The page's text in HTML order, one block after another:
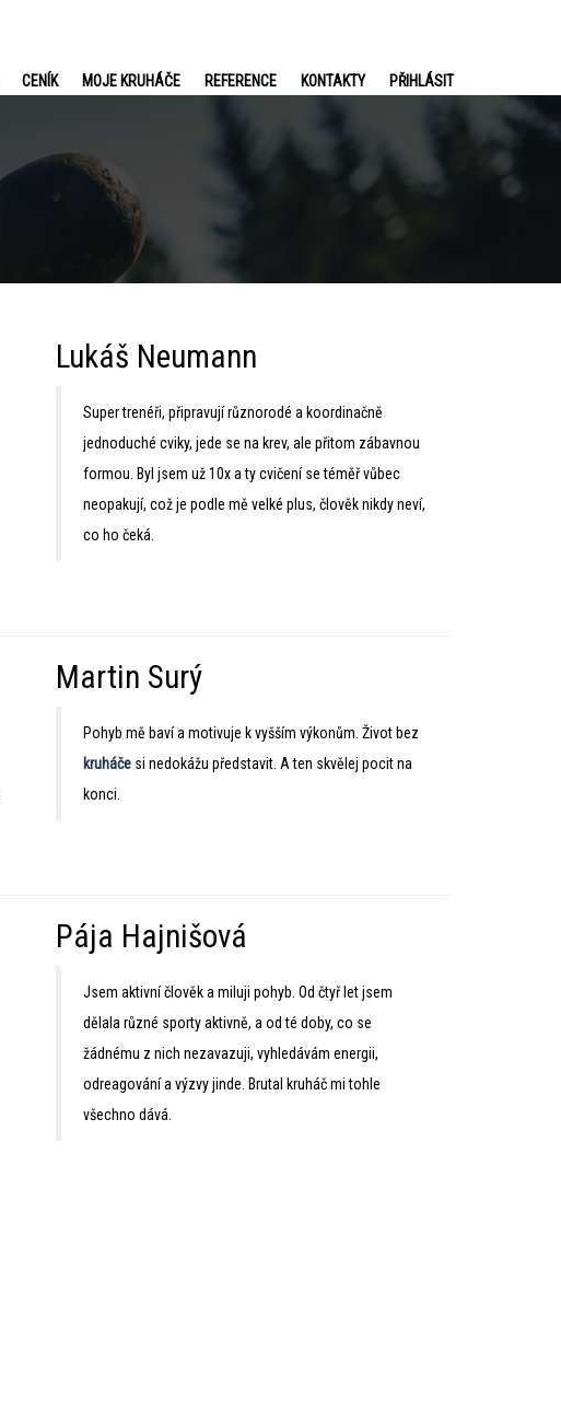
CENÍK MOJE KRUHÁČE REFERENCE KONTAKTY PŘIHLÁSIT
Lukáš Neumann
Super trenéři, připravují různorodé a koordinačně
jednoduché cviky, jede se na krev, ale přitom zábavnou
formou. Byl jsem už 10x a ty cvičení se téměř vůbec
neopakují, což je podle mě velké plus, člověk nikdy neví,
co ho čeká.
Martin Surý
Pohyb mě baví a motivuje k vyšším výkonům. Život bez
kruháče si nedokážu představit. A ten skvělej pocit na
konci.
Pája Hajnišová
Jsem aktivní člověk a miluji pohyb. Od čtyř let jsem
dělala různé sporty aktivně, a od té doby, co se
žádnému z nich nezavazuji, vyhledávám energii,
odreagování a výzvy jinde. Brutal kruháč mi tohle
všechno dává.